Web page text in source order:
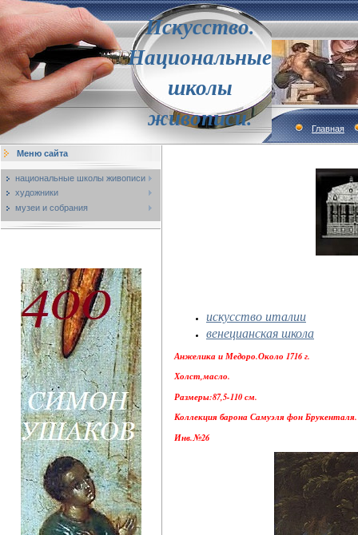
Искусство.
Национальные
школы
живописи.
Главная
Меню сайта
национальные школы живописи
художники
музеи и собрания
искусство италии
венецианская школа
Анжелика и Медоро.Около 1716 г.
Холст,масло.
Размеры:87,5-110 см.
Коллекция барона Самуэля фон Брукенталя.
Инв.№26